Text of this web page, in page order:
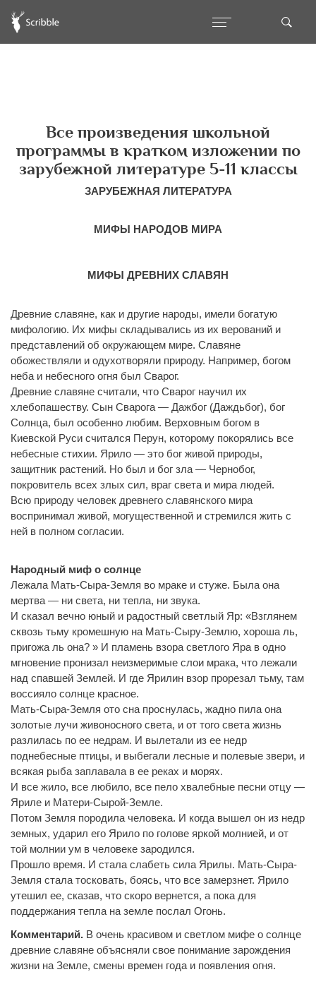
Все произведения школьной
программы в кратком изложении по
зарубежной литературе 5-11 классы
ЗАРУБЕЖНАЯ ЛИТЕРАТУРА
МИФЫ НАРОДОВ МИРА
МИФЫ ДРЕВНИХ СЛАВЯН
Древние славяне, как и другие народы, имели богатую
мифологию. Их мифы складывались из их верований и
представлений об окружающем мире. Славяне
обожествляли и одухотворяли природу. Например, богом
неба и небесного огня был Сварог.
Древние славяне считали, что Сварог научил их
хлебопашеству. Сын Сварога — Дажбог (Даждьбог), бог
Солнца, был особенно любим. Верховным богом в
Киевской Руси считался Перун, которому покорялись все
небесные стихии. Ярило — это бог живой природы,
защитник растений. Но был и бог зла — Чернобог,
покровитель всех злых сил, враг света и мира людей.
Всю природу человек древнего славянского мира
воспринимал живой, могущественной и стремился жить с
ней в полном согласии.
Народный миф о солнце
Лежала Мать-Сыра-Земля во мраке и стуже. Была она
мертва — ни света, ни тепла, ни звука.
И сказал вечно юный и радостный светлый Яр: «Взглянем
сквозь тьму кромешную на Мать-Сыру-Землю, хороша ль,
пригожа ль она? » И пламень взора светлого Яра в одно
мгновение пронизал неизмеримые слои мрака, что лежали
над спавшей Землей. И где Ярилин взор прорезал тьму, там
воссияло солнце красное.
Мать-Сыра-Земля ото сна проснулась, жадно пила она
золотые лучи живоносного света, и от того света жизнь
разлилась по ее недрам. И вылетали из ее недр
поднебесные птицы, и выбегали лесные и полевые звери, и
всякая рыба заплавала в ее реках и морях.
И все жило, все любило, все пело хвалебные песни отцу —
Яриле и Матери-Сырой-Земле.
Потом Земля породила человека. И когда вышел он из недр
земных, ударил его Ярило по голове яркой молнией, и от
той молнии ум в человеке зародился.
Прошло время. И стала слабеть сила Ярилы. Мать-Сыра-
Земля стала тосковать, боясь, что все замерзнет. Ярило
утешил ее, сказав, что скоро вернется, а пока для
поддержания тепла на земле послал Огонь.
Комментарий. В очень красивом и светлом мифе о солнце
древние славяне объясняли свое понимание зарождения
жизни на Земле, смены времен года и появления огня.